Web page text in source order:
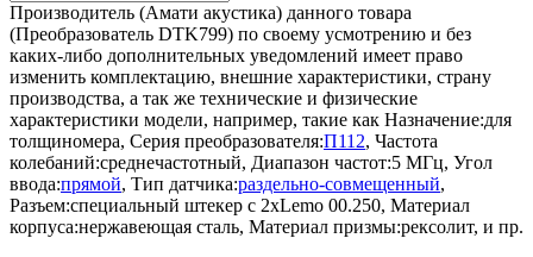
Производитель (Амати акустика) данного товара
(Преобразователь DTK799) по своему усмотрению и без
каких-либо дополнительных уведомлений имеет право
изменить комплектацию, внешние характеристики, страну
производства, а так же технические и физические
характеристики модели, например, такие как Назначение:для
толщиномера, Серия преобразователя:П112, Частота
колебаний:среднечастотный, Диапазон частот:5 МГц, Угол
ввода:прямой, Тип датчика:раздельно-совмещенный,
Разъем:специальный штекер с 2хLemo 00.250, Материал
корпуса:нержавеющая сталь, Материал призмы:рексолит, и пр.